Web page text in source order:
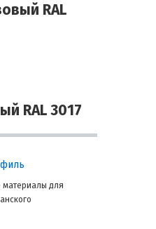
RAL
RAL 3017
для